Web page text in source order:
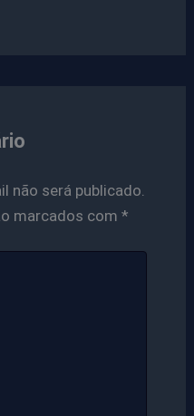
não será publicado.
marcados com *